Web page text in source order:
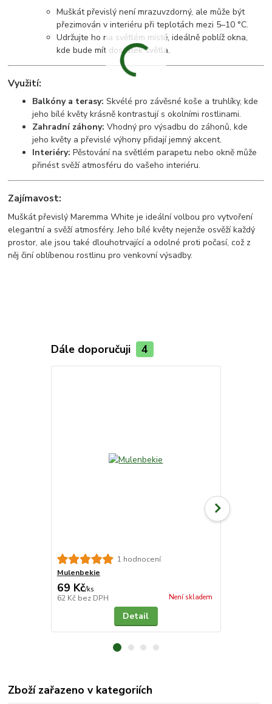
Muškát převislý není mrazuvzdorný, ale může být
přezimován v interiéru při teplotách mezi 5–10 °C.
Udržujte ho na světlém místě, ideálně poblíž okna,
kde bude mít dostatek světla.
Využití:
Balkóny a terasy: Skvélé pro závěsné koše a truhlíky, kde
jeho bílé květy krásně kontrastují s okolními rostlinami.
Zahradní záhony: Vhodný pro výsadbu do záhonů, kde
jeho květy a převislé výhony přidají jemný akcent.
Interiéry: Pěstování na světlém parapetu nebo okně může
přinést svěží atmosféru do vašeho interiéru.
Zajímavost:
Muškát převislý Maremma White je ideální volbou pro vytvoření
elegantní a svěží atmosféry. Jeho bílé květy nejenže osvěží každý
prostor, ale jsou také dlouhotrvající a odolné proti počasí, což z
něj činí oblíbenou rostlinu pro venkovní výsadby.
Dále doporučuji 4
1 hodnocení
Mulenbekie
69 Kč/ks
62 Kč bez DPH Není skladem
Detail
Zboží zařazeno v kategoriích